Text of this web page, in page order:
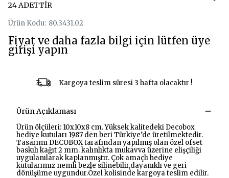
24 ADETTİR
Ürün Kodu: 80.3431.02
Fiyat ve daha fazla bilgi için lütfen üye
girişi yapın
Kargoya teslim süresi 3 hafta olacaktır !
Ürün Açıklaması
Ürün ölçüleri: 10x10x8 cm. Yüksek kalitedeki Decobox
hediye kutuları 1987 den beri Türkiye’de üretilmektedir.
Tasarımı DECOBOX tarafından yapılmış olan özel ofset
baskılı kağıt 2 mm. kalınlıkta mukavva üzerine elişçiliği
uygulanılarak kaplanmıştır. Çok amaçlı hediye
kutularımız nemli bezle silinebilir,dayanıklı ve geri
dönüşüme uygundur.Özel kolisinde kargoya teslim edilir.